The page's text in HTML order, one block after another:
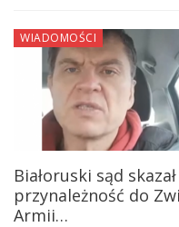
WIADOMOŚCI
Białoruski sąd
przynależność do
Armii…